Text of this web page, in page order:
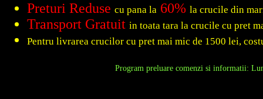
Preturi Reduse cu pana la 60% la crucile din
Transport Gratuit in toata tara la crucile cu pret
Pentru livrarea crucilor cu pret mai mic de 1500 lei,
Program preluare comenzi si informatii: